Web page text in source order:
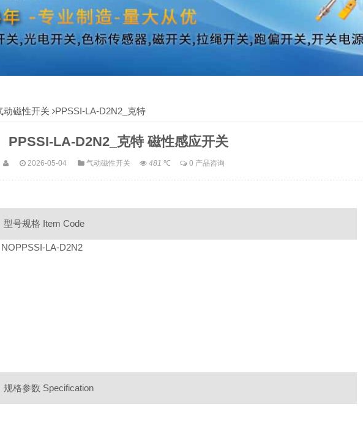
动磁性开关 PPSSI-LA-D2N2_克特
PPSSI-LA-D2N2_克特 磁性感应开关
2026-05-04 气动磁性开关 481 ℃ 0 产品咨询
型号规格 Item Code
NOPPSSI-LA-D2N2
规格参数 Specification